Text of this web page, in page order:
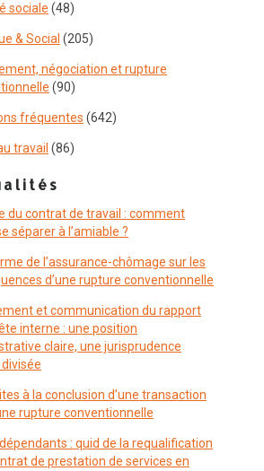
sociale (48)
& Social (205)
négociation et rupture
(90)
fréquentes (642)
travail (86)
du contrat de travail : comment
séparer à l’amiable ?
de l’assurance-chômage sur les
d’une rupture conventionnelle
et communication du rapport
interne : une position
claire, une jurisprudence
à la conclusion d’une transaction
rupture conventionnelle
: quid de la requalification
de prestation de services en